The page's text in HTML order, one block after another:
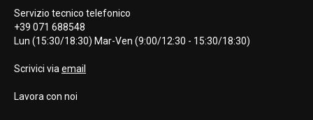
Servizio tecnico telefonico
+39 071 688548
Lun (15:30/18:30) Mar-Ven (9:00/12:30 - 15:30/18:30)
Scrivici via email
Lavora con noi